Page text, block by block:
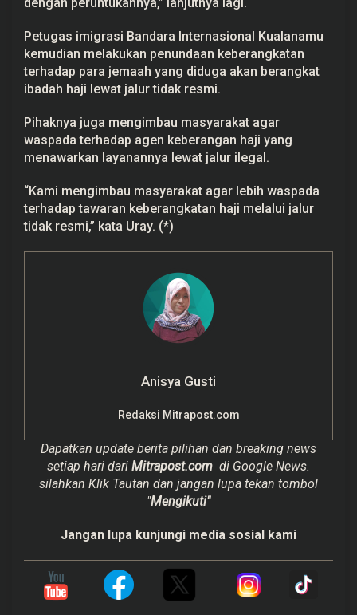
Petugas imigrasi Bandara Internasional Kualanamu
kemudian melakukan penundaan keberangkatan
terhadap para jemaah yang diduga akan berangkat
ibadah haji lewat jalur tidak resmi.
Pihaknya juga mengimbau masyarakat agar
waspada terhadap agen keberangan haji yang
menawarkan layanannya lewat jalur ilegal.
“Kami mengimbau masyarakat agar lebih waspada
terhadap tawaran keberangkatan haji melalui jalur
tidak resmi,” kata Uray. (*)
Anisya Gusti
Redaksi Mitrapost.com
Dapatkan update berita pilihan dan breaking news
setiap hari dari Mitrapost.com di Google News.
silahkan Klik Tautan dan jangan lupa tekan tombol
"Mengikuti"
Jangan lupa kunjungi media sosial kami